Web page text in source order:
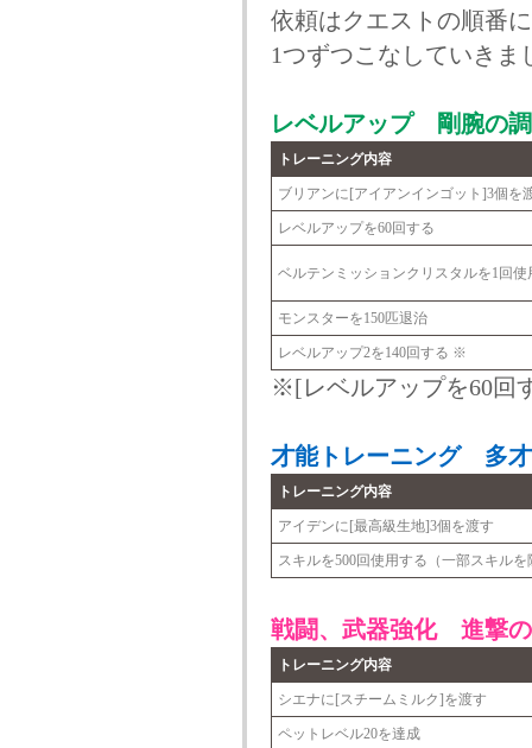
依頼はクエストの順番
1つずつこなしていきま
レベルアップ 剛腕の
トレーニング内容
ブリアンに[アイアンインゴット]3個を
レベルアップを60回する
ベルテンミッションクリスタルを1回使
モンスターを150匹退治
レベルアップ2を140回する ※
※[レベルアップを60回
才能トレーニング 多
トレーニング内容
アイデンに[最高級生地]3個を渡す
スキルを500回使用する（一部スキルを
戦闘、武器強化 進撃
トレーニング内容
シエナに[スチームミルク]を渡す
ペットレベル20を達成